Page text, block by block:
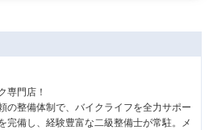
専門店！
の整備体制で、バイクライフを全力サポー
完備し、経験豊富な二級整備士が常駐。メ